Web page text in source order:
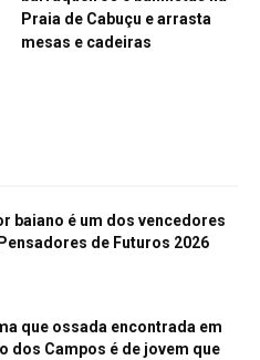
Praia de Cabuçu e arrasta
mesas e cadeiras
baiano é um dos vencedores
de Futuros 2026
que ossada encontrada em
dos Campos é de jovem que